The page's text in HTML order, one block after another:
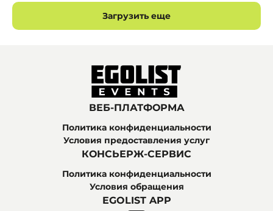
Загрузить еще
ВЕБ-ПЛАТФОРМА
Политика конфиденциальности
Условия предоставления услуг
КОНСЬЕРЖ-СЕРВИС
Политика конфиденциальности
Условия обращения
EGOLIST APP